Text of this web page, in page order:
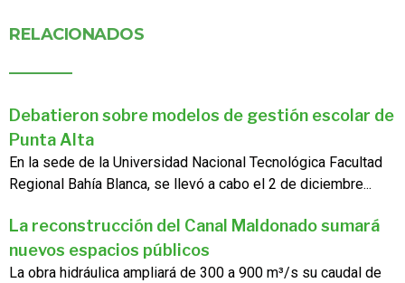
RELACIONADOS
Debatieron sobre modelos de gestión escolar de
Punta Alta
En la sede de la Universidad Nacional Tecnológica Facultad
Regional Bahía Blanca, se llevó a cabo el 2 de diciembre...
La reconstrucción del Canal Maldonado sumará
nuevos espacios públicos
La obra hidráulica ampliará de 300 a 900 m³/s su caudal de